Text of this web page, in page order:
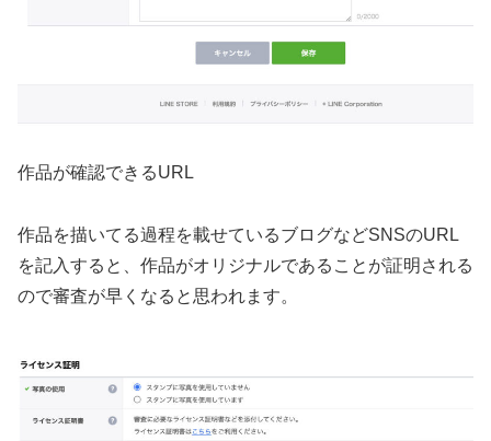
作品が確認できるURL
作品を描いてる過程を載せているブログなどSNSのURL
を記入すると、作品がオリジナルであることが証明される
ので審査が早くなると思われます。